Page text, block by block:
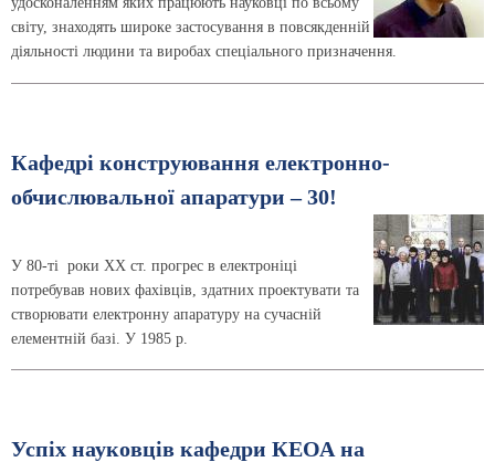
світу, знаходять широке застосування в повсякденній
діяльності людини та виробах спеціального призначення.
Кафедрі конструювання електронно-
обчислювальної апаратури – 30!
У 80-ті роки ХХ ст. прогрес в електроніці
потребував нових фахівців, здатних проектувати та
створювати електронну апаратуру на сучасній
елементній базі. У 1985 р.
Успіх науковців кафедри КЕОА на